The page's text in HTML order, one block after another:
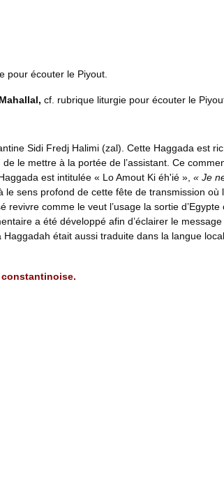
pour écouter le Piyout.
cf. rubrique liturgie pour écouter le
Sidi Fredj Halimi (zal). Cette Haggada est
le mettre à la portée de l’assistant. Ce
est intitulée « Lo Amout Ki éh'ié », « Je
le sens profond de cette fête de transmission
comme le veut l’usage la sortie
a été développé afin d’éclairer le
était aussi traduite dans la langue
.